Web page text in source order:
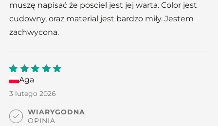
muszę napisać że posciel jest jej warta. Color jest
cudowny, oraz material jest bardzo miły. Jestem
zachwycona.
5out
of 5
Aga
3 lutego 2026
WIARYGODNA
OPINIA